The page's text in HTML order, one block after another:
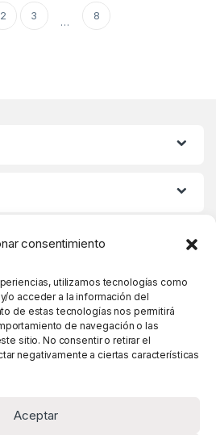
consentimiento
utilizamos tecnologías como
o acceder a la información del
de estas tecnologías nos permitirá
de navegación o las
sitio. No consentir o retirar el
negativamente a ciertas características
Aceptar
2 3 … 8